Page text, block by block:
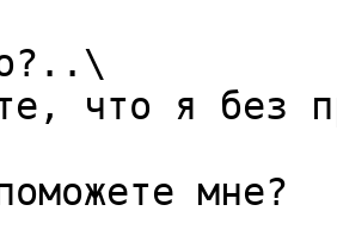
что я без
мне?